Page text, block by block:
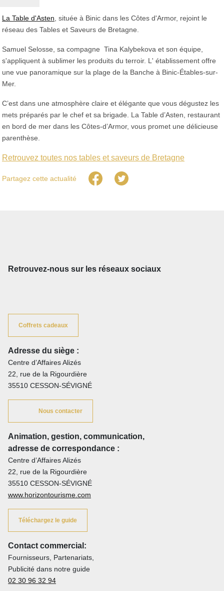
Texte
La Table d'Asten , située à Binic dans les Côtes d'Armor, rejoint le
réseau des Tables et Saveurs de Bretagne.
Samuel Selosse, sa compagne Tina Kalybekova et son équipe,
s'appliquent à sublimer les produits du terroir. L' établissement offre
une vue panoramique sur la plage de la Banche à Binic-Étables-sur-
Mer.
C’est dans une atmosphère claire et élégante que vous dégustez les
mets préparés par le chef et sa brigade. La Table d’Asten, restaurant
en bord de mer dans les Côtes-d’Armor, vous promet une délicieuse
parenthèse.
Retrouvez toutes nos tables et saveurs de Bretagne
Partagez cette actualité
Retrouvez-nous sur les réseaux sociaux
Coffrets cadeaux
Adresse du siège :
Centre d’Affaires Alizés
22, rue de la Rigourdière
35510 CESSON-SÉVIGNÉ
Nous contacter
Animation, gestion, communication,
adresse de correspondance :
Centre d’Affaires Alizés
22, rue de la Rigourdière
35510 CESSON-SÉVIGNÉ
www.horizontourisme.com
Téléchargez le guide
Contact commercial:
Fournisseurs, Partenariats,
Publicité dans notre guide
02 30 96 32 94